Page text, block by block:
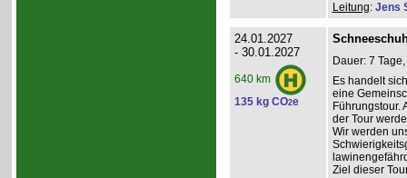
Leitung: Jens
24.01.2027
- 30.01.2027
640 km
135 kg CO2e
Dauer: 7
Es handelt
eine
Führungstour.
der Tour
Wir werden
Ziel dieser